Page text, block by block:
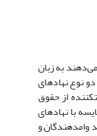
می‌دهند به زبان
(1981، صص 27-20) نهادها را به دو نوع نهادهای
از حقوق
با نهادهای
وام­دهندگان و